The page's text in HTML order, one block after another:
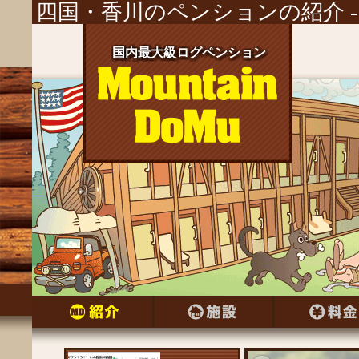
四国・香川のペンションの紹介
国内最大級ログペンション
国内最大級ログペンション
国内最大級ログペンション
国内最大級ログペンション
国内最大級ログペンション
国内最大級ログペンション
国内最大級ログペンション
国内最大級ログペンション
国内最大級ログペンション
国内最大級ログペンション
国内最大級ログペンション
国内最大級ログペンション
国内最大級ログペンション
国内最大級ログペンション
国内最大級ログペンション
国内最大級ログペンション
国内最大級ログペンション
国内最大級ログペンション
国内最大級ログペンション
国内最大級ログペンション
国内最大級ログペンション
国内最大級ログペンション
国内最大級ログペンション
国内最大級ログペンション
国内最大級ログペンション